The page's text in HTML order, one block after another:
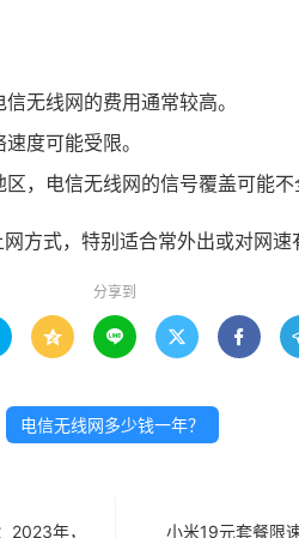
无线网的费用通常较高。
度可能受限。
，电信无线网的信号覆盖可能不
方式，特别适合常外出或对网速
分享到
   
电信无线网多少钱一年？
2023年，
小米19元套餐限